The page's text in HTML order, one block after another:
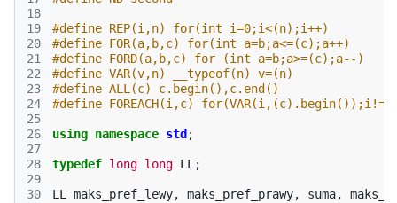
18
19
20
21
22
23
24
25
26
27
28
29
30
#define REP(i,n) for(int i=0;i<(n);i++)
#define FOR(a,b,c) for(int a=b;a<=(c);a++)
#define FORD(a,b,c) for (int a=b;a>=(c);a--)
#define VAR(v,n) __typeof(n) v=(n)
#define ALL(c) c.begin(),c.end()
#define FOREACH(i,c)
using namespace std ;
typedef long long LL ;
LL maks_pref_lewy, maks_pref_prawy, suma,